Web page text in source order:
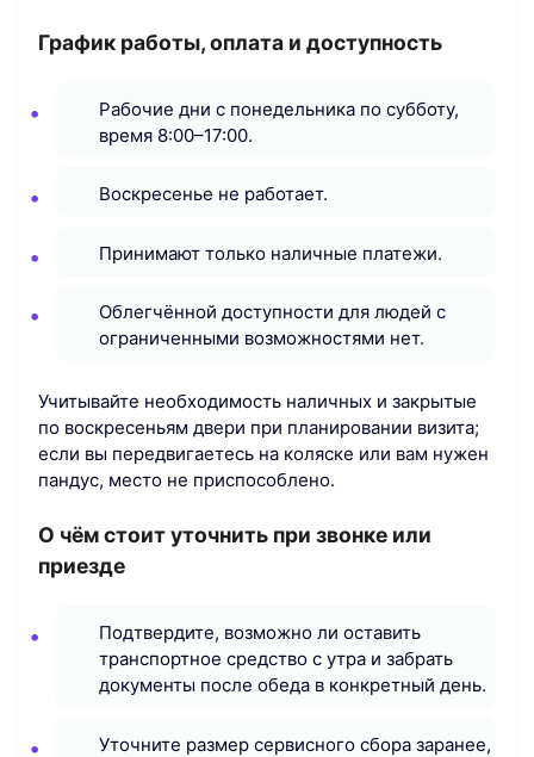
График работы, оплата и доступность
Рабочие дни с понедельника по субботу,
время 8:00–17:00.
Воскресенье не работает.
Принимают только наличные платежи.
Облегчённой доступности для людей с
ограниченными возможностями нет.
Учитывайте необходимость наличных и закрытые
по воскресеньям двери при планировании визита;
если вы передвигаетесь на коляске или вам нужен
пандус, место не приспособлено.
О чём стоит уточнить при звонке или
приезде
Подтвердите, возможно ли оставить
транспортное средство с утра и забрать
документы после обеда в конкретный день.
Уточните размер сервисного сбора заранее,